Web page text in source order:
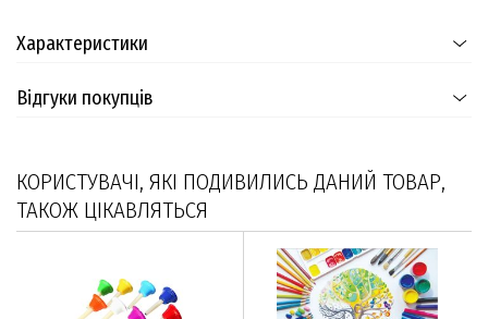
Характеристики
Відгуки покупців
КОРИСТУВАЧІ, ЯКІ ПОДИВИЛИСЬ ДАНИЙ ТОВАР,
ТАКОЖ ЦІКАВЛЯТЬСЯ